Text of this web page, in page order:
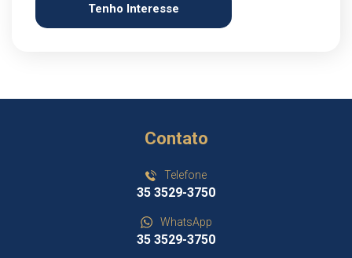
Tenho Interesse
Contato
Telefone
35 3529-3750
WhatsApp
35 3529-3750